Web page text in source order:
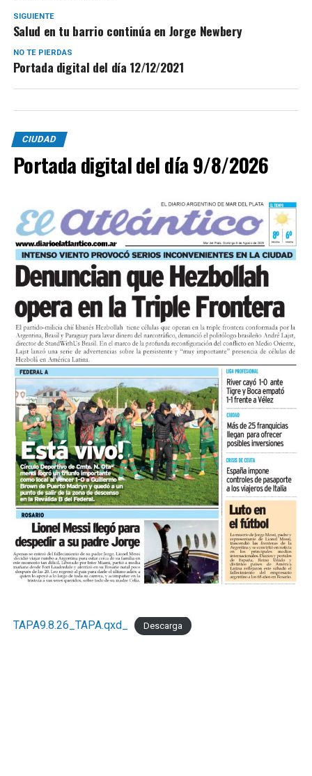
SIGUIENTE
Salud en tu barrio continúa en Jorge Newbery
NO TE PIERDAS
Portada digital del día 12/12/2021
CIUDAD
Portada digital del día 9/8/2026
TAPA9.8.26_TAPA.qxd_ Descarga